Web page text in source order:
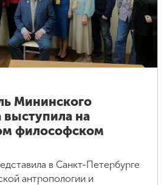
Мининского
выступила на
философском
в Санкт-Петербурге
антропологии и